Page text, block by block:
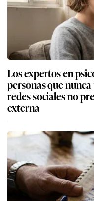
Los expertos en
personas que
redes sociales no
externa